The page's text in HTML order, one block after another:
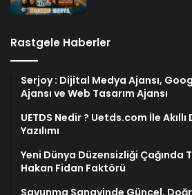
Rastgele Haberler
Serjoy : Dijital Medya Ajansı,
Ajansı ve Web Tasarım Ajansı
UETDS Nedir ? Uetds.com İle
Yazılımı
Yeni Dünya Düzensizliği Çağında
Hakan Fidan Faktörü